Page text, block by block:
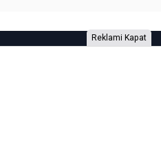
Reklami Kapat